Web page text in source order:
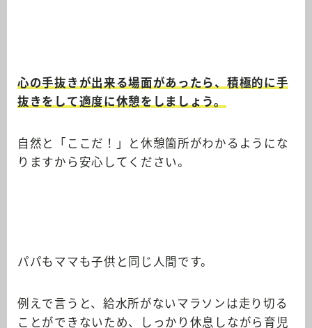
心の手抜きが出来る場面があったら、積極的に手
抜きをして適度に休憩をしましょう。
自然と「ここだ！」と休憩箇所がわかるようにな
りますから安心してください。
パパもママも子供と同じ人間です。
例えで言うと、給水所がないマラソンは走り切る
ことができないため、しっかり休息しながら育児